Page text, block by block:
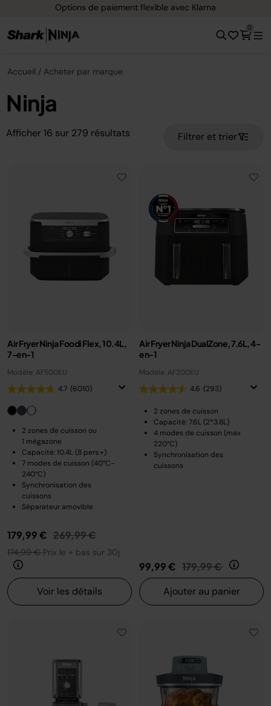
Options de paiement flexible avec Klarna
0
Accueil Acheter par marque
Ninja
Afficher 16 sur 279 résultats Filtrer et trier
Air Fryer Ninja Foodi Flex, 10.4L,
7-en-1
Modèle: AF500EU
4.7 (6010)
2 zones de cuisson ou
1 mégazone
Capacité: 10.4L (8 pers.+)
7 modes de cuisson (40°C-
240°C)
Synchronisation des
cuissons
Séparateur amovible
179,99 € Prix réduit de
269,99 €au
174,99 €Prix le + bas sur 30j
Voir les détails
Air Fryer Ninja DualZone, 7.6L, 4-
en-1
Modèle: AF200EU
4.6 (293)
2 zones de cuisson
Capacité: 7.6L (2*3.8L)
4 modes de cuisson (max
220°C)
Synchronisation des
cuissons
99,99 € Prix réduit de
179,99 € au
Ajouter au panier